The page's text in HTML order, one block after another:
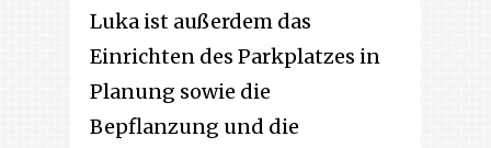
Luka ist außerdem das
Einrichten des Parkplatzes in
Planung sowie die
Bepflanzung und die